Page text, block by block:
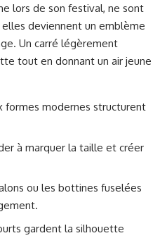
lors de son festival, ne sont
elles deviennent un emblème
Un carré légèrement
tout en donnant un air jeune
formes modernes structurent
à marquer la taille et créer
ou les bottines fuselées
gardent la silhouette